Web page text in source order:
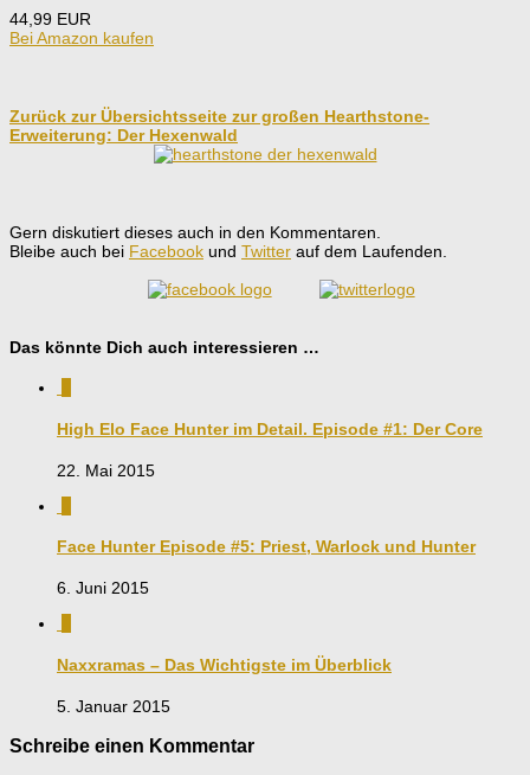
44,99 EUR
Bei Amazon kaufen
Zurück zur Übersichtsseite zur großen Hearthstone-
Erweiterung: Der Hexenwald
Gern diskutiert dieses auch in den Kommentaren.
Bleibe auch bei Facebook und Twitter auf dem Laufenden.
Das könnte Dich auch interessieren …
High Elo Face Hunter im Detail. Episode #1: Der Core
22. Mai 2015
Face Hunter Episode #5: Priest, Warlock und Hunter
6. Juni 2015
Naxxramas – Das Wichtigste im Überblick
5. Januar 2015
Schreibe einen Kommentar